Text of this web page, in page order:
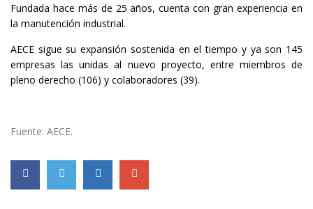
Fundada hace más de 25 años, cuenta con gran experiencia en
la manutención industrial.
AECE sigue su expansión sostenida en el tiempo y ya son 145
empresas las unidas al nuevo proyecto, entre miembros de
pleno derecho (106) y colaboradores (39).
Fuente: AECE.